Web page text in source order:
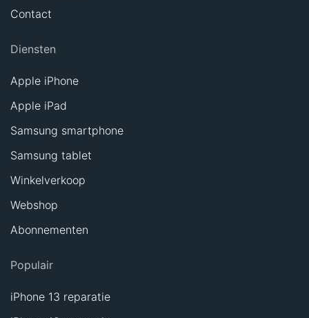
Contact
Diensten
Apple iPhone
Apple iPad
Samsung smartphone
Samsung tablet
Winkelverkoop
Webshop
Abonnementen
Populair
iPhone 13 reparatie